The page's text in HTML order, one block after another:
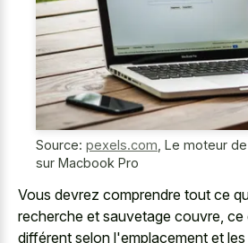
Source: pexels.com, Le moteur
sur Macbook Pro
Vous devrez comprendre tout ce
recherche et sauvetage couvre, ce
différent selon l'emplacement et